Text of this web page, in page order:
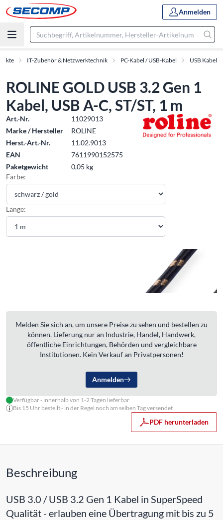
Anmelden
IT-Zubehör & Netzwerktechnik PC-Kabel / USB-Kabel USB Kabel
ROLINE GOLD USB 3.2 Gen 1
Kabel, USB A-C, ST/ST, 1 m
Art.-Nr.
11029013
Marke / Hersteller
ROLINE
Herst.-Art.-Nr.
11.02.9013
EAN
7611990152575
Paketgewicht
0,05 kg
Farbe:
Länge:
Melden Sie sich an, um unsere Preise zu sehen und bestellen zu
können. Lieferung nur an Industrie, Handel, Handwerk,
öffentliche Einrichtungen, Behörden und vergleichbare
Institutionen. Kein Verkauf an Privatpersonen!
Anmelden
Verfügbar - innerhalb von 1-2 Tagen lieferbar
Bis 15 Uhr bestellt - in der Regel noch am selben Tag versendet
PDF herunterladen
Beschreibung
USB 3.0 / USB 3.2 Gen 1 Kabel in SuperSpeed
Qualität - erlauben eine Übertragung mit bis zu 5